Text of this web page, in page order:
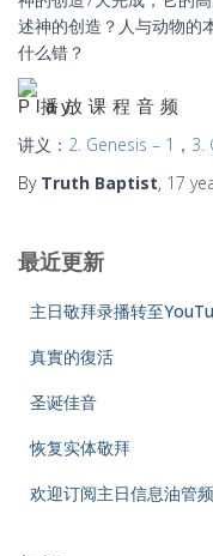
述神的创造？人与动物的
什么错？
播放课程音频
讲义： 2. Genesis – 1 ， 3.
By Truth Baptist, 17
最近更新
主日敬拜录播转至
真實的復活
圣诞佳音
恢复实体敬拜
欢迎订阅主日信息油管